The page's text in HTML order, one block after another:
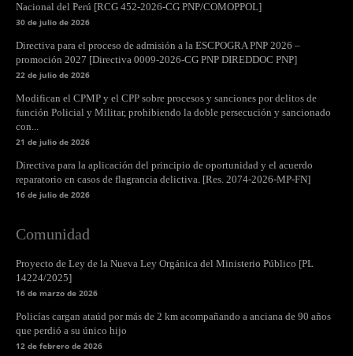
Nacional del Perú [RCG 452-2026-CG PNP/COMOPPOL]
30 de julio de 2026
Directiva para el proceso de admisión a la ESCPOGRA PNP 2026 –
promoción 2027 [Directiva 0009-2026-CG PNP DIREDDOC PNP]
22 de julio de 2026
Modifican el CPMP y el CPP sobre procesos y sanciones por delitos de
función Policial y Militar, prohibiendo la doble persecución y sancionado
con...
21 de julio de 2026
Directiva para la aplicación del principio de oportunidad y el acuerdo
reparatorio en casos de flagrancia delictiva. [Res. 2074-2026-MP-FN]
16 de julio de 2026
Comunidad
Proyecto de Ley de la Nueva Ley Orgánica del Ministerio Público [PL
14224/2025]
16 de marzo de 2026
Policías cargan ataúd por más de 2 km acompañando a anciana de 90 años
que perdió a su único hijo
12 de febrero de 2026